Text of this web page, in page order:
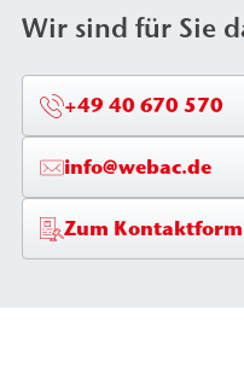
und
Wir sind für Sie
+49 40 670 570
info@webac.de
Zum